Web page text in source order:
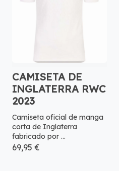
CAMISETA DE
INGLATERRA RWC
2023
Camiseta oficial de manga
corta de Inglaterra
fabricado por ...
69,95 €